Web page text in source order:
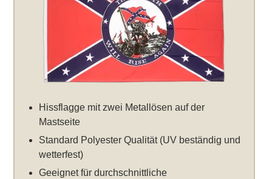
Hissflagge mit zwei Metallösen auf der
Mastseite
Standard Polyester Qualität (UV beständig und
wetterfest)
Geeignet für durchschnittliche